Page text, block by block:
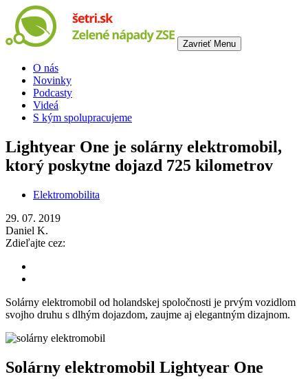
Zavrieť Menu
O nás
Novinky
Podcasty
Videá
S kým spolupracujeme
Lightyear One je solárny elektromobil,
ktorý poskytne dojazd 725 kilometrov
Elektromobilita
29. 07. 2019
Daniel K.
Zdieľajte cez:
Solárny elektromobil od holandskej spoločnosti je prvým vozidlom
svojho druhu s dlhým dojazdom, zaujme aj elegantným dizajnom.
Solárny elektromobil Lightyear One